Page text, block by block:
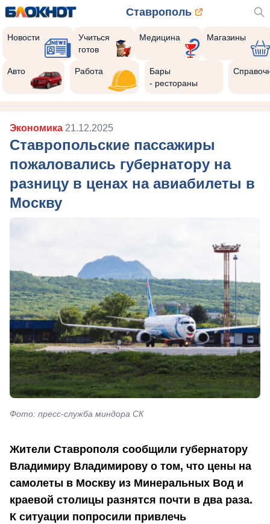
Ставрополь
Новости
Учиться
готов
Медицина Магазины
Авто Работа
Бары
- рестораны
Экономика 21.12.2025
Ставропольские пассажиры
пожаловались губернатору на
разницу в ценах на авиабилеты в
Москву
Фото: пресс-служба миндора СК
Жители Ставрополя сообщили губернатору
Владимиру Владимирову о том, что цены на
самолеты в Москву из Минеральных Вод и
краевой столицы разнятся почти в два раза.
К ситуации попросили привлечь